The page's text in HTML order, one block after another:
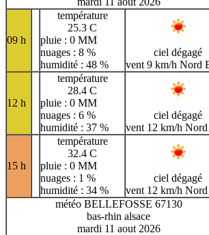
09 h
température
25.3 C
pluie : 0 MM
nuages : 8 %
humidité : 48 %
ciel dégagé
vent 9 km/h Nord
12 h
température
28.4 C
pluie : 0 MM
nuages : 6 %
humidité : 37 %
ciel dégagé
vent 12 km/h Nord
15 h
température
32.4 C
pluie : 0 MM
nuages : 1 %
humidité : 34 %
ciel dégagé
vent 12 km/h Nord
météo BELLEFOSSE 67130
bas-rhin alsace
mardi 11 aout 2026